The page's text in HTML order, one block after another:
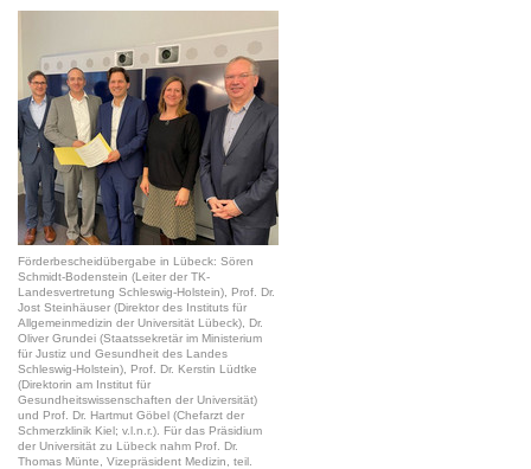
Förderbescheidübergabe in Lübeck: Sören
Schmidt-Bodenstein (Leiter der TK-
Landesvertretung Schleswig-Holstein), Prof. Dr.
Jost Steinhäuser (Direktor des Instituts für
Allgemeinmedizin der Universität Lübeck), Dr.
Oliver Grundei (Staatssekretär im Ministerium
für Justiz und Gesundheit des Landes
Schleswig-Holstein), Prof. Dr. Kerstin Lüdtke
(Direktorin am Institut für
Gesundheitswissenschaften der Universität)
und Prof. Dr. Hartmut Göbel (Chefarzt der
Schmerzklinik Kiel; v.l.n.r.). Für das Präsidium
der Universität zu Lübeck nahm Prof. Dr.
Thomas Münte, Vizepräsident Medizin, teil.